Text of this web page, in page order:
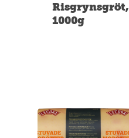
Risgrynsgröt,
1000g